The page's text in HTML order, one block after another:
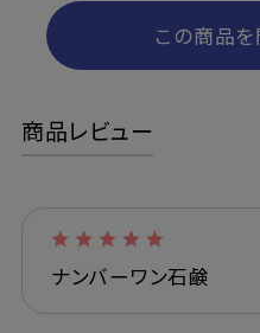
この商品
商品レビュー
ナンバーワン石鹸